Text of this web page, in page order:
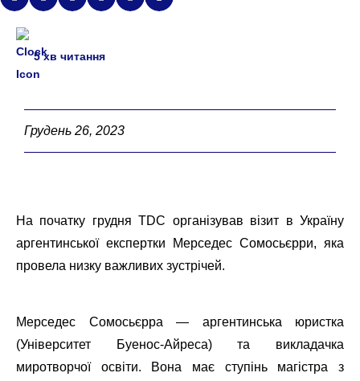
5 хв читання
Грудень 26, 2023
На початку грудня TDC організував візит в Україну
аргентинської експертки Мерседес Сомосьєрри, яка
провела низку важливих зустрічей.
Мерседес Сомосьєрра — аргентинська юристка
(Університет Буенос-Айреса) та викладачка
миротворчої освіти. Вона має ступінь магістра з